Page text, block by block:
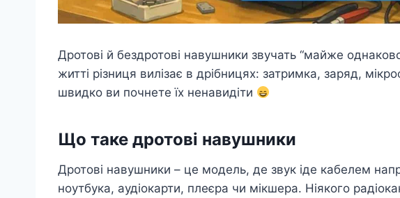
Дротові й бездротові навушники звучать “майже
житті різниця вилізає в дрібницях: затримка, заряд,
швидко ви почнете їх ненавидіти
Що таке дротові навушники
Дротові навушники – це модель, де звук іде кабелем
ноутбука, аудіокарти, плеєра чи мікшера. Ніякого